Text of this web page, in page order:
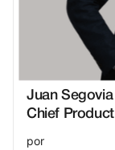
Juan
Chief
por